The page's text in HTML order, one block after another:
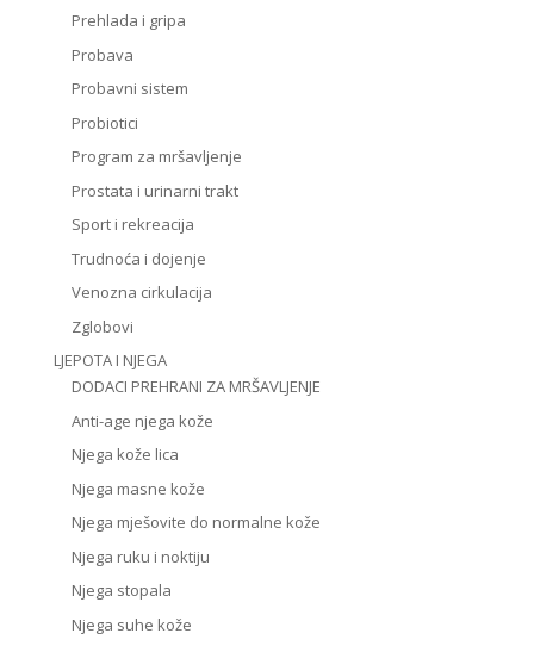
Prehlada i gripa
Probava
Probavni sistem
Probiotici
Program za mršavljenje
Prostata i urinarni trakt
Sport i rekreacija
Trudnoća i dojenje
Venozna cirkulacija
Zglobovi
LJEPOTA I NJEGA
DODACI PREHRANI ZA MRŠAVLJENJE
Anti-age njega kože
Njega kože lica
Njega masne kože
Njega mješovite do normalne kože
Njega ruku i noktiju
Njega stopala
Njega suhe kože